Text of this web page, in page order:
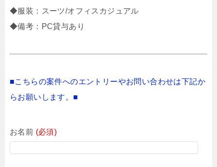
◆服装：スーツ/オフィスカジュアル
◆備考：PC貸与あり
■こちらの案件へのエントリーやお問い合わせは下記か
らお願いします。■
お名前 (必須)